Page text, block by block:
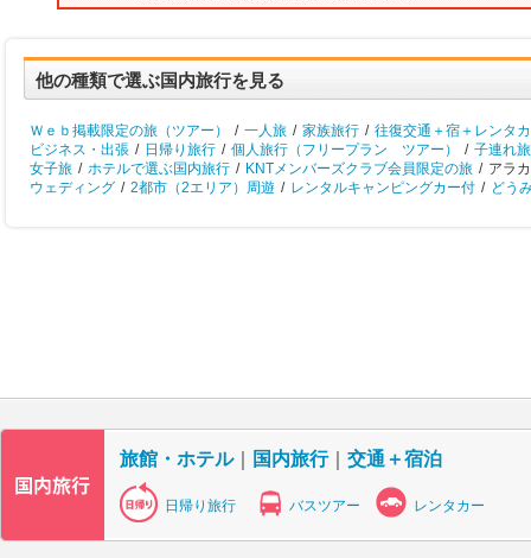
他の種類で選ぶ国内旅行を見る
Ｗｅｂ掲載限定の旅（ツアー） / 一人旅 / 家族旅行 / 往復交通＋宿＋レンタ
ビジネス・出張 / 日帰り旅行 / 個人旅行（フリープラン ツアー） / 子連れ
女子旅 / ホテルで選ぶ国内旅行 / KNTメンバーズクラブ会員限定の旅 / アラ
ウェディング / 2都市（2エリア）周遊 / レンタルキャンピングカー付 / どう
旅館・ホテル｜ 国内旅行｜ 交通＋宿泊
日帰り旅行 バスツアー レンタカー